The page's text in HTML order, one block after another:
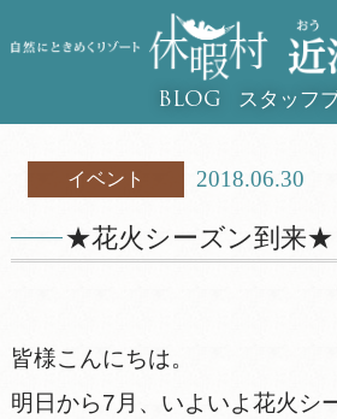
BLOG スタッフ
イベント 2018.06.30
★花火シーズン到来★
皆様こんにちは。
明日から7月、いよいよ花火シ